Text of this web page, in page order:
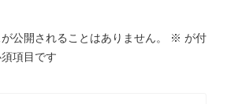
公開されることはありません。 ※ が付
項目です